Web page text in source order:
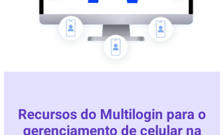
Recursos do Multilogin para o